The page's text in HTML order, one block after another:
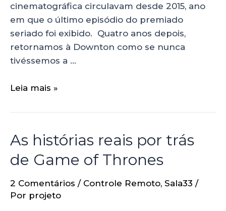
cinematográfica circulavam desde 2015, ano
em que o último episódio do premiado
seriado foi exibido. Quatro anos depois,
retornamos à Downton como se nunca
tivéssemos a …
Leia mais »
As histórias reais por trás
de Game of Thrones
2 Comentários / Controle Remoto, Sala33 /
Por projeto